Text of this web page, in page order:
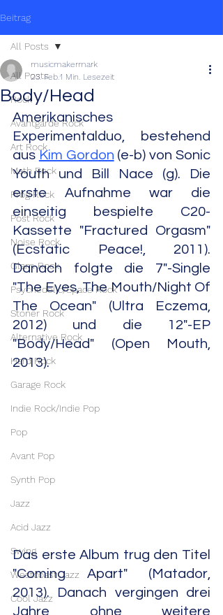
Beitrag
All Posts
Rock
Avantgarde Rock
Art Rock
Math Rock
Prog Rock
Post Rock
Noise Rock
Glam Rock
Psychedelic/Space Rock
Stoner Rock
Alternative Rock
Hard Rock
Garage Rock
Indie Rock/Indie Pop
Pop
Avant Pop
Synth Pop
Jazz
Acid Jazz
Swing
Westcoast Jazz
Cool Jazz
All Posts
Body/Head
musicmakermark
23. Feb.1 Min. Lesezeit
Amerikanisches
Experimentalduo, bestehend
aus Kim Gordon (e-b) von Sonic
Youth und Bill Nace (g). Die
erste Aufnahme war die
einseitig bespielte C20-
Kassette "Fractured Orgasm"
(Ecstatic Peace!, 2011).
Danach folgte die 7"-Single
"The Eyes, The Mouth/Night Of
The Ocean" (Ultra Eczema,
2012) und die 12"-EP
"Body/Head" (Open Mouth,
2013).
Das erste Album trug den Titel
"Coming Apart" (Matador,
2013). Danach vergingen drei
Jahre ohne weitere